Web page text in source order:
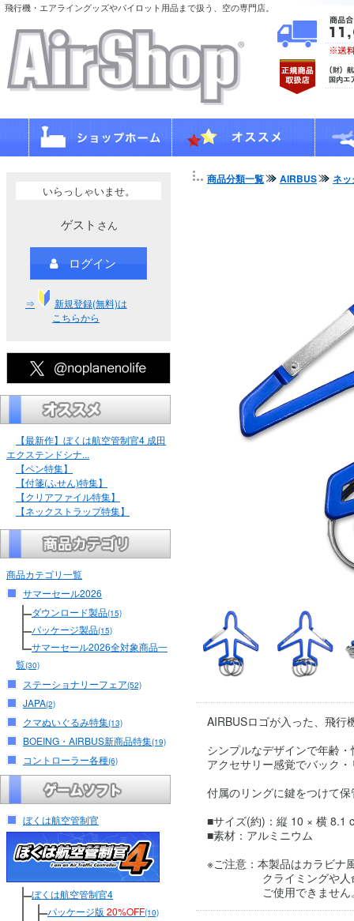
飛行機・エアライングッズやパイロット用品まで扱う、空の専門店。
いらっしゃいませ。
ゲスト さん
ログイン
⇒
新規登録(無料)は
こちらから
【最新作】ぼくは航空管制官4 成田
エクステンドシナ...
【ペン特集】
【付箋(ふせん)特集】
【クリアファイル特集】
【ネックストラップ特集】
商品カテゴリ一覧
サマーセール2026
ダウンロード製品(15)
パッケージ製品(15)
サマーセール2026全対象商品一
覧(30)
ステーショナリーフェア(52)
JAPA(2)
クマぬいぐるみ特集(13)
BOEING・AIRBUS新商品特集(19)
コントローラー各種(6)
ぼくは航空管制官
ぼくは航空管制官4
パッケージ版 20%OFF(10)
商品分類一覧 AIRBUS ネ
AIRBUSロゴが入った、飛行
シンプルなデザインで年齢
アクセサリー感覚でバック
付属のリングに鍵をつけて
■サイズ(約)：縦 10 × 横 8.1
■素材：アルミニウム
※ご注意：本製品はカラビナ
クライミングや人命
ご使用できません